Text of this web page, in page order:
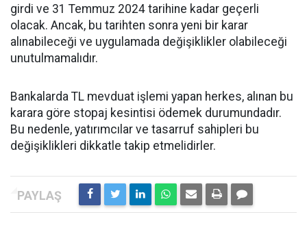
girdi ve 31 Temmuz 2024 tarihine kadar geçerli
olacak. Ancak, bu tarihten sonra yeni bir karar
alınabileceği ve uygulamada değişiklikler olabileceği
unutulmamalıdır.
Bankalarda TL mevduat işlemi yapan herkes, alınan bu
karara göre stopaj kesintisi ödemek durumundadır.
Bu nedenle, yatırımcılar ve tasarruf sahipleri bu
değişiklikleri dikkatle takip etmelidirler.